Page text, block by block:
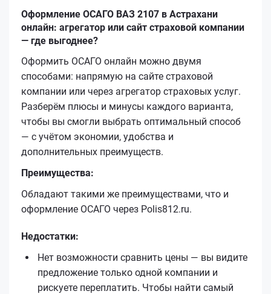
Оформление ОСАГО ВАЗ 2107 в Астрахани
онлайн: агрегатор или сайт страховой компании
— где выгоднее?
Оформить ОСАГО онлайн можно двумя
способами: напрямую на сайте страховой
компании или через агрегатор страховых услуг.
Разберём плюсы и минусы каждого варианта,
чтобы вы смогли выбрать оптимальный способ
— с учётом экономии, удобства и
дополнительных преимуществ.
Преимущества:
Обладают такими же преимуществами, что и
оформление ОСАГО через Polis812.ru.
Недостатки:
Нет возможности сравнить цены — вы видите
предложение только одной компании и
рискуете переплатить. Чтобы найти самый